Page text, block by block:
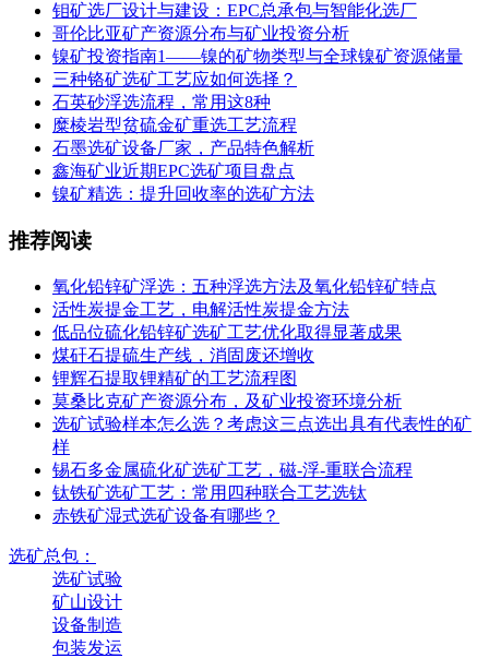
钼矿选厂设计与建设：EPC总承包与智能化选厂
哥伦比亚矿产资源分布与矿业投资分析
镍矿投资指南1——镍的矿物类型与全球镍矿资源储量
三种铬矿选矿工艺应如何选择？
石英砂浮选流程，常用这8种
糜棱岩型贫硫金矿重选工艺流程
石墨选矿设备厂家，产品特色解析
鑫海矿业近期EPC选矿项目盘点
镍矿精选：提升回收率的选矿方法
推荐阅读
氧化铅锌矿浮选：五种浮选方法及氧化铅锌矿特点
活性炭提金工艺，电解活性炭提金方法
低品位硫化铅锌矿选矿工艺优化取得显著成果
煤矸石提硫生产线，消固废还增收
锂辉石提取锂精矿的工艺流程图
莫桑比克矿产资源分布，及矿业投资环境分析
选矿试验样本怎么选？考虑这三点选出具有代表性的矿
样
锡石多金属硫化矿选矿工艺，磁-浮-重联合流程
钛铁矿选矿工艺：常用四种联合工艺选钛
赤铁矿湿式选矿设备有哪些？
选矿总包：
选矿试验
矿山设计
设备制造
包装发运